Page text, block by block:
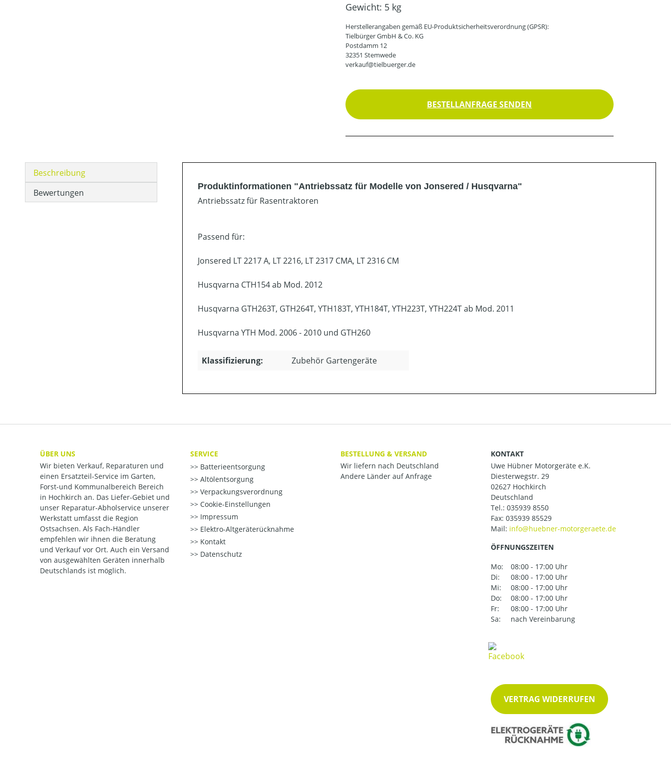
Gewicht: 5 kg
Herstellerangaben gemäß EU-Produktsicherheitsverordnung (GPSR):
Tielbürger GmbH & Co. KG
Postdamm 12
32351 Stemwede
verkauf@tielbuerger.de
BESTELLANFRAGE SENDEN
Beschreibung
Bewertungen
Produktinformationen "Antriebssatz für Modelle von Jonsered / Husqvarna"
Antriebssatz für Rasentraktoren
Passend für:
Jonsered LT 2217 A, LT 2216, LT 2317 CMA, LT 2316 CM
Husqvarna CTH154 ab Mod. 2012
Husqvarna GTH263T, GTH264T, YTH183T, YTH184T, YTH223T, YTH224T ab Mod. 2011
Husqvarna YTH Mod. 2006 - 2010 und GTH260
Klassifizierung: Zubehör Gartengeräte
ÜBER UNS
Wir bieten Verkauf, Reparaturen und
einen Ersatzteil-Service im Garten,
Forst-und Kommunalbereich Bereich
in Hochkirch an. Das Liefer-Gebiet und
unser Reparatur-Abholservice unserer
Werkstatt umfasst die Region
Ostsachsen. Als Fach-Händler
empfehlen wir ihnen die Beratung
und Verkauf vor Ort. Auch ein Versand
von ausgewählten Geräten innerhalb
Deutschlands ist möglich.
SERVICE
Batterieentsorgung
Altölentsorgung
Verpackungsverordnung
Cookie-Einstellungen
Impressum
Elektro-Altgeräterücknahme
Kontakt
Datenschutz
BESTELLUNG & VERSAND
Wir liefern nach Deutschland
Andere Länder auf Anfrage
KONTAKT
Uwe Hübner Motorgeräte e.K.
Diesterwegstr. 29
02627 Hochkirch
Deutschland
Tel.: 035939 8550
Fax: 035939 85529
Mail:
ÖFFNUNGSZEITEN
Mo:
08:00 - 17:00 Uhr
Di:
08:00 - 17:00 Uhr
Mi:
08:00 - 17:00 Uhr
Do:
08:00 - 17:00 Uhr
Fr:
08:00 - 17:00 Uhr
Sa:
nach Vereinbarung
VERTRAG WIDERRUFEN